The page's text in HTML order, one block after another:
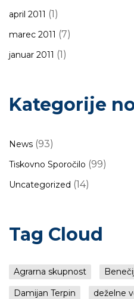
april 2011 (1)
marec 2011 (7)
januar 2011 (1)
Kategorije
News (93)
Tiskovno Sporočilo (99)
Uncategorized (14)
Tag Cloud
Agrarna skupnost
Damijan Terpin
deželne